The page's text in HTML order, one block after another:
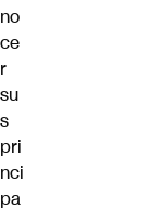
no
ce
r
su
s
pri
nci
pa